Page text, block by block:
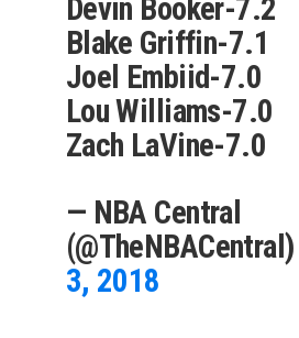
Devin Booker-7.2
Blake Griffin-7.1
Joel Embiid-7.0
Lou Williams-7.0
Zach LaVine-7.0
— NBA Central
(@TheNBACentral)
3, 2018